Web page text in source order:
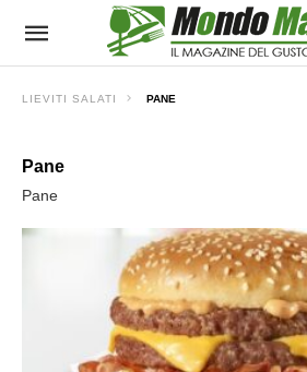
LIEVITI SALATI PANE
Pane
Pane